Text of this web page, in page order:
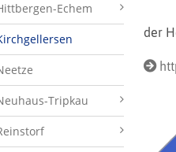
Echem
Tripkau
der